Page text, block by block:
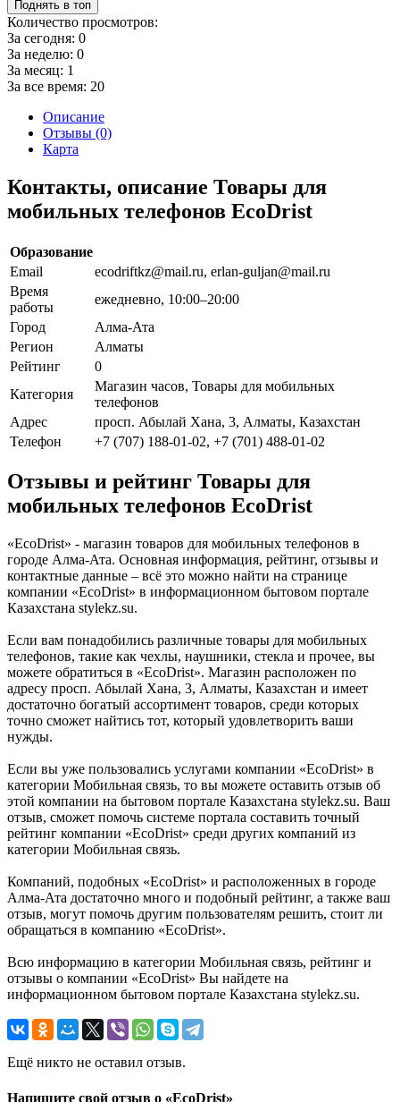
Поднять в топ
Количество просмотров:
За сегодня: 0
За неделю: 0
За месяц: 1
За все время: 20
Описание
Отзывы (0)
Карта
Контакты, описание Товары для
мобильных телефонов EcoDrist
Образование
Email
ecodriftkz@mail.ru, erlan-guljan@mail.ru
Время
работы
ежедневно, 10:00–20:00
Город
Алма-Ата
Регион
Алматы
Рейтинг
0
Категория
Магазин часов, Товары для мобильных
телефонов
Адрес
просп. Абылай Хана, 3, Алматы, Казахстан
Телефон
+7 (707) 188-01-02, +7 (701) 488-01-02
Отзывы и рейтинг Товары для
мобильных телефонов EcoDrist
«EcoDrist» - магазин товаров для мобильных телефонов в
городе Алма-Ата. Основная информация, рейтинг, отзывы и
контактные данные – всё это можно найти на странице
компании «EcoDrist» в информационном бытовом портале
Казахстана stylekz.su.
Если вам понадобились различные товары для мобильных
телефонов, такие как чехлы, наушники, стекла и прочее, вы
можете обратиться в «EcoDrist». Магазин расположен по
адресу просп. Абылай Хана, 3, Алматы, Казахстан и имеет
достаточно богатый ассортимент товаров, среди которых
точно сможет найтись тот, который удовлетворить ваши
нужды.
Если вы уже пользовались услугами компании «EcoDrist» в
категории Мобильная связь, то вы можете оставить отзыв об
этой компании на бытовом портале Казахстана stylekz.su. Ваш
отзыв, сможет помочь системе портала составить точный
рейтинг компании «EcoDrist» среди других компаний из
категории Мобильная связь.
Компаний, подобных «EcoDrist» и расположенных в городе
Алма-Ата достаточно много и подобный рейтинг, а также ваш
отзыв, могут помочь другим пользователям решить, стоит ли
обращаться в компанию «EcoDrist».
Всю информацию в категории Мобильная связь, рейтинг и
отзывы о компании «EcoDrist» Вы найдете на
информационном бытовом портале Казахстана stylekz.su.
Ещё никто не оставил отзыв.
Напишите свой отзыв о «EcoDrist»